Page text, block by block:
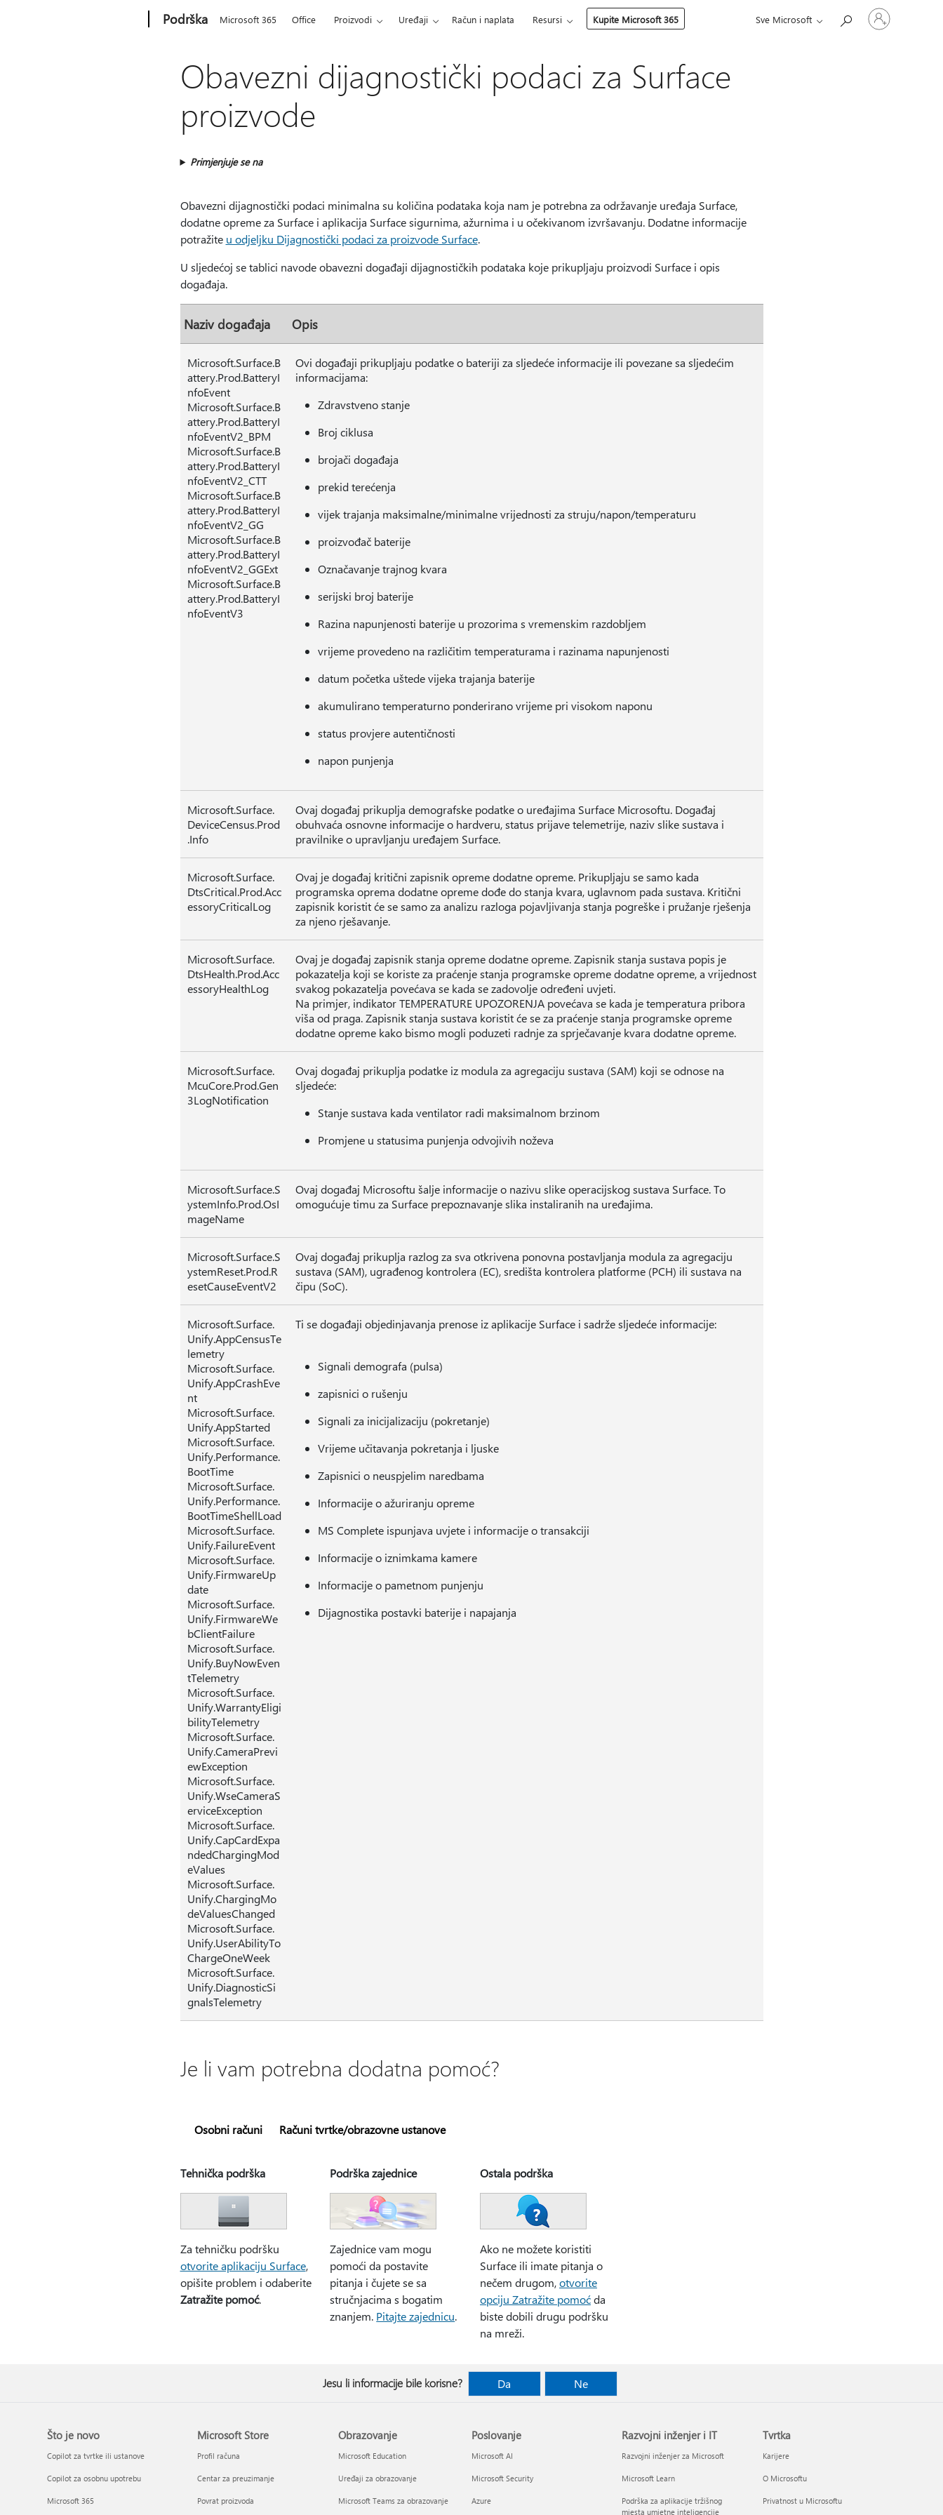
Podrška Microsoft 365 Office Proizvodi Uređaji Račun i naplata Resursi Kupite Microsoft 365 Sve Microsoft
Prijavite
se
Obavezni dijagnostički podaci za Surface
proizvode
Primjenjuje se na
Obavezni dijagnostički podaci minimalna su količina podataka koja nam je potrebna za održavanje uređaja Surface,
dodatne opreme za Surface i aplikacija Surface sigurnima, ažurnima i u očekivanom izvršavanju. Dodatne informacije
potražite u odjeljku Dijagnostički podaci za proizvode Surface.
U sljedećoj se tablici navode obavezni događaji dijagnostičkih podataka koje prikupljaju proizvodi Surface i opis
događaja.
Naziv događaja Opis
Microsoft.Surface.B
attery.Prod.BatteryI
nfoEvent
Microsoft.Surface.B
attery.Prod.BatteryI
nfoEventV2_BPM
Microsoft.Surface.B
attery.Prod.BatteryI
nfoEventV2_CTT
Microsoft.Surface.B
attery.Prod.BatteryI
nfoEventV2_GG
Microsoft.Surface.B
attery.Prod.BatteryI
nfoEventV2_GGExt
Microsoft.Surface.B
attery.Prod.BatteryI
nfoEventV3
Ovi događaji prikupljaju podatke o bateriji za sljedeće informacije ili povezane sa sljedećim
informacijama:
Zdravstveno stanje
Broj ciklusa
brojači događaja
prekid terećenja
vijek trajanja maksimalne/minimalne vrijednosti za struju/napon/temperaturu
proizvođač baterije
Označavanje trajnog kvara
serijski broj baterije
Razina napunjenosti baterije u prozorima s vremenskim razdobljem
vrijeme provedeno na različitim temperaturama i razinama napunjenosti
datum početka uštede vijeka trajanja baterije
akumulirano temperaturno ponderirano vrijeme pri visokom naponu
status provjere autentičnosti
napon punjenja
Microsoft.Surface.
DeviceCensus.Prod
.Info
Ovaj događaj prikuplja demografske podatke o uređajima Surface Microsoftu. Događaj
obuhvaća osnovne informacije o hardveru, status prijave telemetrije, naziv slike sustava i
pravilnike o upravljanju uređajem Surface.
Microsoft.Surface.
DtsCritical.Prod.Acc
essoryCriticalLog
Ovaj je događaj kritični zapisnik opreme dodatne opreme. Prikupljaju se samo kada
programska oprema dodatne opreme dođe do stanja kvara, uglavnom pada sustava. Kritični
zapisnik koristit će se samo za analizu razloga pojavljivanja stanja pogreške i pružanje rješenja
za njeno rješavanje.
Microsoft.Surface.
DtsHealth.Prod.Acc
essoryHealthLog
Ovaj je događaj zapisnik stanja opreme dodatne opreme. Zapisnik stanja sustava popis je
pokazatelja koji se koriste za praćenje stanja programske opreme dodatne opreme, a vrijednost
svakog pokazatelja povećava se kada se zadovolje određeni uvjeti.
Na primjer, indikator TEMPERATURE UPOZORENJA povećava se kada je temperatura pribora
viša od praga. Zapisnik stanja sustava koristit će se za praćenje stanja programske opreme
dodatne opreme kako bismo mogli poduzeti radnje za sprječavanje kvara dodatne opreme.
Microsoft.Surface.
McuCore.Prod.Gen
3LogNotification
Ovaj događaj prikuplja podatke iz modula za agregaciju sustava (SAM) koji se odnose na
sljedeće:
Stanje sustava kada ventilator radi maksimalnom brzinom
Promjene u statusima punjenja odvojivih noževa
Microsoft.Surface.S
ystemInfo.Prod.OsI
mageName
Ovaj događaj Microsoftu šalje informacije o nazivu slike operacijskog sustava Surface. To
omogućuje timu za Surface prepoznavanje slika instaliranih na uređajima.
Microsoft.Surface.S
ystemReset.Prod.R
esetCauseEventV2
Ovaj događaj prikuplja razlog za sva otkrivena ponovna postavljanja modula za agregaciju
sustava (SAM), ugrađenog kontrolera (EC), središta kontrolera platforme (PCH) ili sustava na
čipu (SoC).
Microsoft.Surface.
Unify.AppCensusTe
lemetry
Microsoft.Surface.
Unify.AppCrashEve
nt
Microsoft.Surface.
Unify.AppStarted
Microsoft.Surface.
Unify.Performance.
BootTime
Microsoft.Surface.
Unify.Performance.
BootTimeShellLoad
Microsoft.Surface.
Unify.FailureEvent
Microsoft.Surface.
Unify.FirmwareUp
date
Microsoft.Surface.
Unify.FirmwareWe
bClientFailure
Microsoft.Surface.
Unify.BuyNowEven
tTelemetry
Microsoft.Surface.
Unify.WarrantyEligi
bilityTelemetry
Microsoft.Surface.
Unify.CameraPrevi
ewException
Microsoft.Surface.
Unify.WseCameraS
erviceException
Microsoft.Surface.
Unify.CapCardExpa
ndedChargingMod
eValues
Microsoft.Surface.
Unify.ChargingMo
deValuesChanged
Microsoft.Surface.
Unify.UserAbilityTo
ChargeOneWeek
Microsoft.Surface.
Unify.DiagnosticSi
gnalsTelemetry
Ti se događaji objedinjavanja prenose iz aplikacije Surface i sadrže sljedeće informacije:
Signali demografa (pulsa)
zapisnici o rušenju
Signali za inicijalizaciju (pokretanje)
Vrijeme učitavanja pokretanja i ljuske
Zapisnici o neuspjelim naredbama
Informacije o ažuriranju opreme
MS Complete ispunjava uvjete i informacije o transakciji
Informacije o iznimkama kamere
Informacije o pametnom punjenju
Dijagnostika postavki baterije i napajanja
Je li vam potrebna dodatna pomoć?
Osobni računi Računi tvrtke/obrazovne ustanove
Tehnička podrška
Za tehničku podršku
otvorite aplikaciju Surface,
opišite problem i odaberite
Zatražite pomoć.
Podrška zajednice
Zajednice vam mogu
pomoći da postavite
pitanja i čujete se sa
stručnjacima s bogatim
znanjem. Pitajte zajednicu.
Ostala podrška
Ako ne možete koristiti
Surface ili imate pitanja o
nečem drugom,otvorite
opciju Zatražite pomoćda
biste dobili drugu podršku
na mreži.
Jesu li informacije bile korisne? Da Ne
Što je novo
Copilot za tvrtke ili ustanove
Copilot za osobnu upotrebu
Microsoft 365
Microsoft Store
Profil računa
Centar za preuzimanje
Povrat proizvoda
Obrazovanje
Microsoft Education
Uređaji za obrazovanje
Microsoft Teams za obrazovanje
Poslovanje
Microsoft AI
Microsoft Security
Azure
Razvojni inženjer i IT
Razvojni inženjer za Microsoft
Microsoft Learn
Podrška za aplikacije tržišnog
mjesta umjetne inteligencije
Tvrtka
Karijere
O Microsoftu
Privatnost u Microsoftu